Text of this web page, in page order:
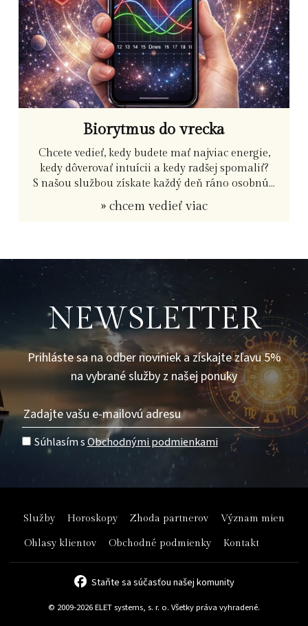
Biorytmus do vrecka
Chcete vedieť, kedy budete mať najviac energie,
kedy dôverovať intuícii a kedy radšej spomaliť?
S našou službou získate každý deň ráno osobnú...
» chcem vedieť viac
NEWSLETTER
Prihláste sa na odber noviniek a získajte zľavu 5%
na vybrané služby z našej ponuky
Súhlasím sObchodnými podmienkami
Služby Horoskopy Zhoda partnerov Význam mien
Ohlasy klientov Obchodné podmienky Kontakt
Staňte sa súčasťou našej komunity
© 2009-2026 ELET systems, s. r. o. Všetky práva vyhradené.